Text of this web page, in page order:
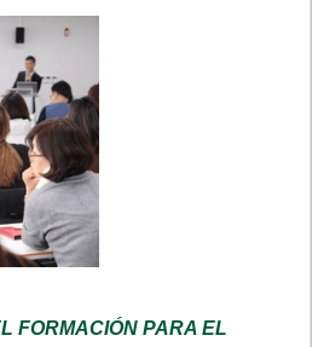
FORMACIÓN PARA EL